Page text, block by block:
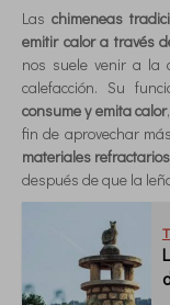
Las chimeneas
emitir calor a través
nos suele venir a la
calefacción. Su
consume y emita calor
fin de aprovechar
materiales refractarios
después de que la